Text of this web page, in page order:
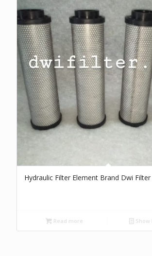
Hydraulic Filter Element Brand Dwi Filter
Read more Show